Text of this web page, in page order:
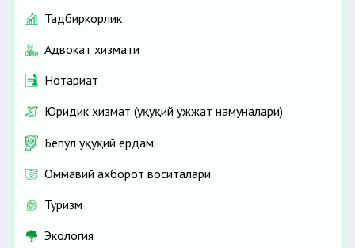
Тадбиркорлик
Адвокат хизмати
Нотариат
Юридик хизмат (ҳуқуқий ҳужжат намуналари)
Бепул ҳуқуқий ёрдам
Оммавий ахборот воситалари
Туризм
Экология